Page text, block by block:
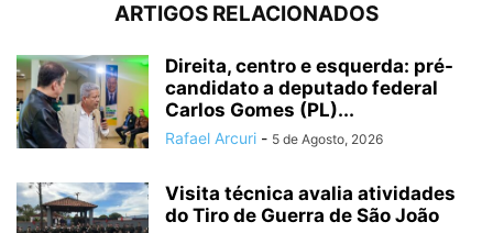
ARTIGOS RELACIONADOS
Direita, centro e esquerda: pré-
candidato a deputado federal
Carlos Gomes (PL)...
Rafael Arcuri - 5 de Agosto, 2026
Visita técnica avalia atividades
do Tiro de Guerra de São João